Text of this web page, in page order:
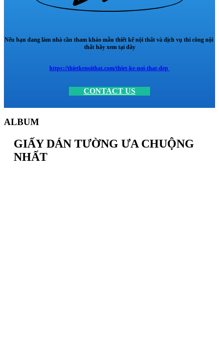
Nếu bạn đang làm nhà cần tham khảo mẫu thiết kế nội thất và dịch vụ thi công nội
thất hãy xem tại đây
https://thietkenoithat.com/thiet-ke-noi-that-dep
CONTACT US
ALBUM
GIẤY DÁN TƯỜNG ƯA CHUỘNG
NHẤT